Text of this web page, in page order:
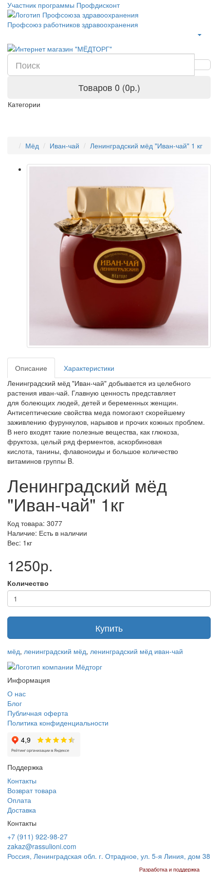
Участник программы Профдисконт
Профсоюз работников здравоохранения
Товаров 0 (0р.)
Категории
Мёд Иван-чай Ленинградский мёд "Иван-чай" 1 кг
Описание
Характеристики
Ленинградский мёд "Иван-чай" добывается из целебного
растения иван-чай. Главную ценность представляет
для болеющих людей, детей и беременных женщин.
Антисептические свойства меда помогают скорейшему
заживлению фурункулов, нарывов и прочих кожных проблем.
В него входят такие полезные вещества, как глюкоза,
фруктоза, целый ряд ферментов, аскорбиновая
кислота, танины, флавоноиды и большое количество
витаминов группы B.
Ленинградский мёд
"Иван-чай" 1кг
Код товара: 3077
Наличие: Есть в наличии
Вес: 1кг
1250р.
Количество
Купить
мёд, ленинградский мёд, ленинградский мёд иван-чай
Информация
О нас
Блог
Публичная оферта
Политика конфиденциальности
Поддержка
Контакты
Возврат товара
Оплата
Доставка
Контакты
+7 (911) 922-98-27
zakaz@rassulioni.com
Россия, Ленинградская обл. г. Отрадное, ул. 5-я Линия, дом 38
Разработка и поддержка